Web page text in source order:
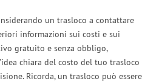
un trasloco a contattare
informazioni sui costi e sui
gratuito e senza obbligo,
chiara del costo del tuo trasloco
Ricorda, un trasloco può essere